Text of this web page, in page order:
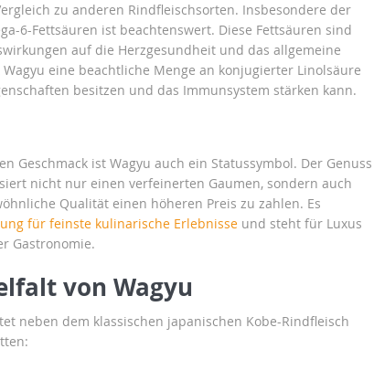
zu anderen Rindfleischsorten. Insbesondere der
6-Fettsäuren ist beachtenswert. Diese Fettsäuren sind
auf die Herzgesundheit und das allgemeine
eine beachtliche Menge an konjugierter Linolsäure
besitzen und das Immunsystem stärken kann.
Geschmack ist Wagyu auch ein Statussymbol. Der Genuss
nicht nur einen verfeinerten Gaumen, sondern auch
Qualität einen höheren Preis zu zahlen. Es
für feinste kulinarische Erlebnisse und steht für Luxus
Gastronomie.
von Wagyu
neben dem klassischen japanischen Kobe-Rindfleisch